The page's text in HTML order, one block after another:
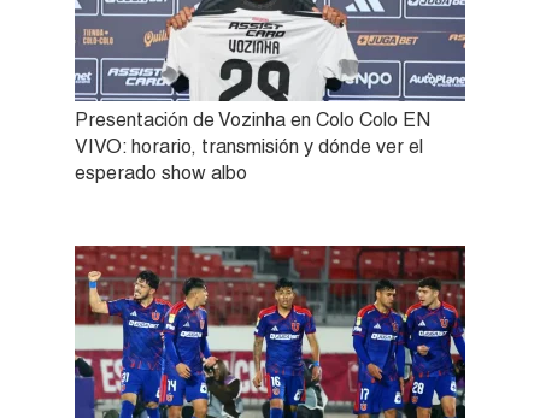
Presentación de Vozinha en Colo Colo EN
VIVO: horario, transmisión y dónde ver el
esperado show albo